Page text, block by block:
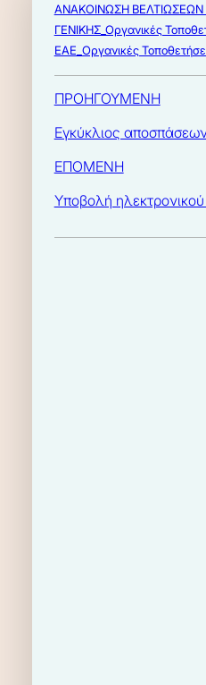
ΑΝΑΚΟΙΝΩΣΗ ΒΕΛΤΙΩΣΕΩΝ
ΓΕΝΙΚΗΣ_Οργανικές
EAE_Οργανικές
ΠΡΟΗΓΟΥΜΕΝΗ
Εγκύκλιος
ΕΠΟΜΕΝΗ
Υποβολή